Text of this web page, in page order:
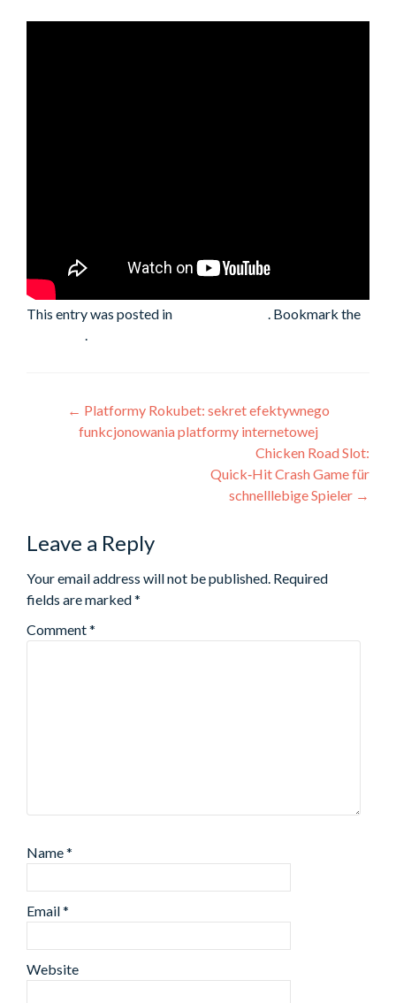
This entry was posted in
. Bookmark the
.
Post
navigation
← Platformy Rokubet: sekret efektywnego
funkcjonowania platformy internetowej
Chicken Road Slot:
Quick‑Hit Crash Game für
schnelllebige Spieler →
Leave a Reply
Your email address will not be published. Required
fields are marked*
Comment*
Name*
Email*
Website